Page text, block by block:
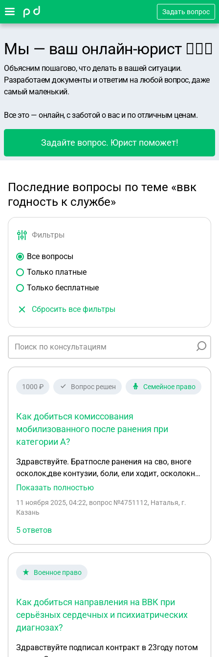
Задать вопрос
Мы — ваш онлайн-юрист 👨🏻‍⚖️
Объясним пошагово, что делать в вашей ситуации.
Разработаем документы и ответим на любой вопрос, даже
самый маленький.
Все это — онлайн, с заботой о вас и по отличным ценам.
Задайте вопрос. Юрист поможет!
Последние вопросы по теме «ввк
годность к службе»
Фильтры
Все вопросы
Только платные
Только бесплатные
Сбросить все фильтры
1000 ₽ Вопрос решен Семейное право
Как добиться комиссования
мобилизованного после ранения при
категории А?
Здравствуйте. Братпосле ранения на сво, вноге
осколок,две контузии, боли, ели ходит, осколокне
удаляют, приэтом ставят категорию "а" И хотят
сделать так, чтобы его коммисовали? Также он в
Еслиэто важно, тоон не контрактник,
мобилизованный с 2022 года. Заранее спасибо
Показать полностью
11 ноября 2025, 04:22, вопрос №4751112, Наталья, г.
Казань
5 ответов
Военное право
Как добиться направления на ВВК при
серьёзных сердечных и психиатрических
диагнозах?
Здравствуйте подписал контракт в 23году потом